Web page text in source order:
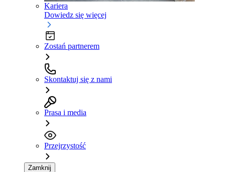
Kariera
Dowiedz się więcej
Zostań partnerem
Skontaktuj się z nami
Prasa i media
Przejrzystość
Zamknij